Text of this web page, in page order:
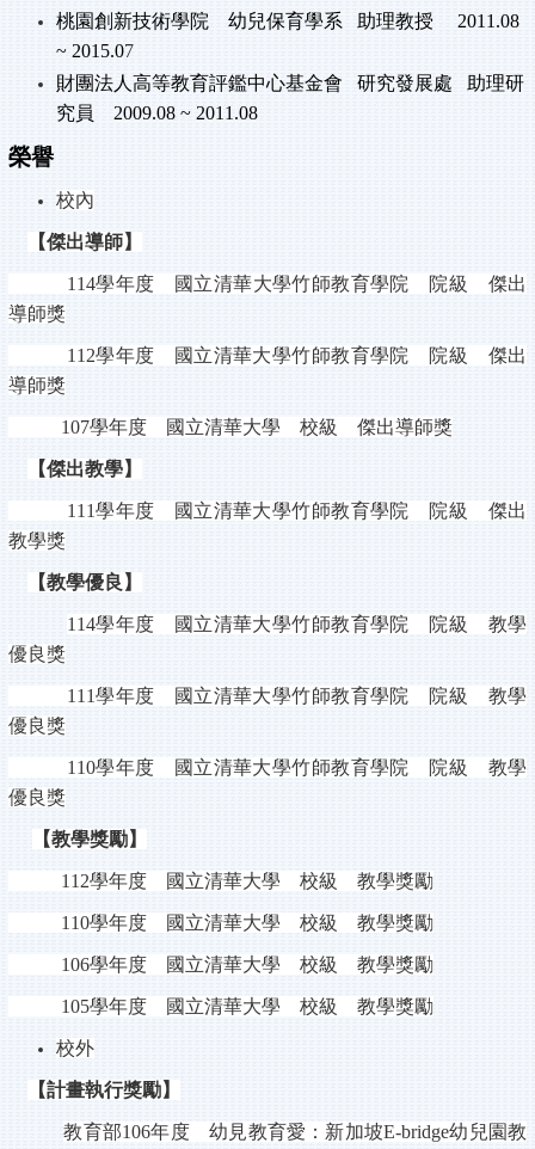
桃園創新技術學院
幼兒保育學系 助理教授
2011.08
~ 2015.07
財團法人高等教育評鑑中心基金會
研究發展處
助理研
究員
2009.08 ~ 2011.08
榮譽
校內
【傑出導師】
114學年度 國立清華大學竹師教育學院 院級 傑出
導師獎
112學年度 國立清華大學竹師教育學院 院級 傑出
導師獎
107學年度 國立清華大學 校級 傑出導師獎
【傑出教學】
111學年度 國立清華大學竹師教育學院 院級 傑出
教學獎
【教學優良】
114學年度 國立清華大學竹師教育學院 院級 教學
優良獎
111學年度 國立清華大學竹師教育學院 院級 教學
優良獎
110學年度 國立清華大學竹師教育學院 院級 教學
優良獎
【教學獎勵】
112學年度 國立清華大學 校級 教學獎勵
110學年度 國立清華大學 校級 教學獎勵
106學年度 國立清華大學 校級 教學獎勵
105學年度 國立清華大學 校級 教學獎勵
校外
【計畫執行獎勵】
教育部106年度 幼見教育愛：新加坡E-bridge幼兒園教